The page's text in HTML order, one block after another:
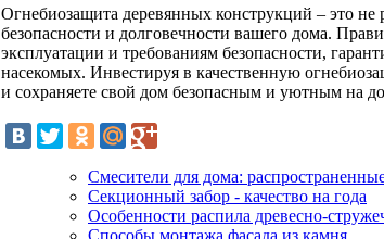
Огнебиозащита деревянных конструкций – это не
безопасности и долговечности вашего дома.
эксплуатации и требованиям безопасности,
насекомых. Инвестируя в качественную
и сохраняете свой дом безопасным и уютным на
Смесители для дома:
Секционный забор - качество на года
Особенности распила древесно-
Способы монтажа фасада из камня